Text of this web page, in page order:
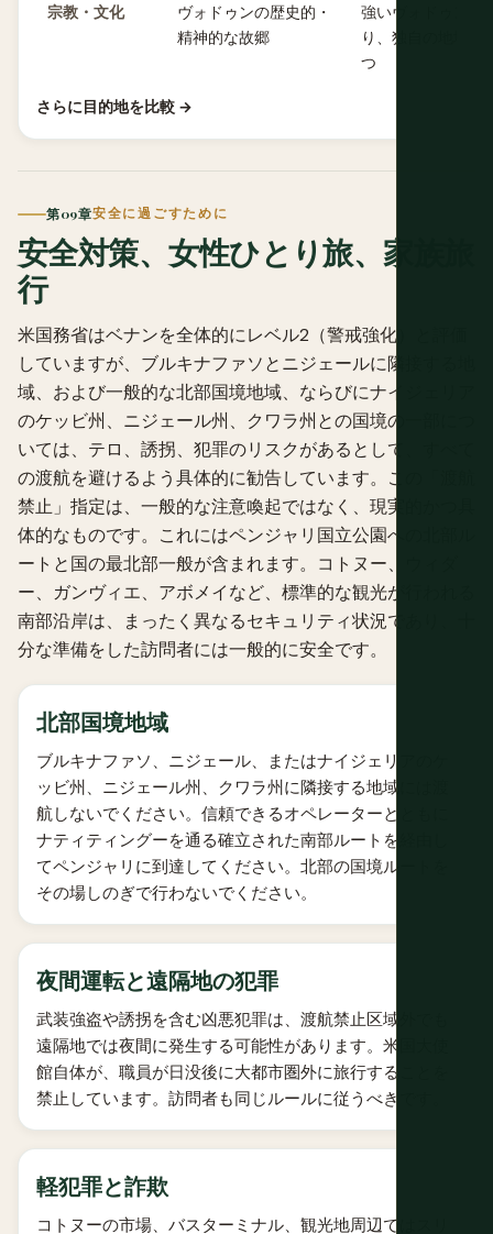
宗教・文化
ヴォドゥンの歴史的・
精神的な故郷
強いヴォドゥンの
り、独自の地域的
つ
さらに目的地を比較 →
第09章安全に過ごすために
安全対策、女性ひとり旅、家族旅
行
米国務省はベナンを全体的にレベル2（警戒強化）と評価
していますが、ブルキナファソとニジェールに隣接する地
域、および一般的な北部国境地域、ならびにナイジェリア
のケッビ州、ニジェール州、クワラ州との国境の一部につ
いては、テロ、誘拐、犯罪のリスクがあるとして、すべて
の渡航を避けるよう具体的に勧告しています。この「渡航
禁止」指定は、一般的な注意喚起ではなく、現実的かつ具
体的なものです。これにはペンジャリ国立公園への北部ル
ートと国の最北部一般が含まれます。コトヌー、ウィダ
ー、ガンヴィエ、アボメイなど、標準的な観光が行われる
南部沿岸は、まったく異なるセキュリティ状況であり、十
分な準備をした訪問者には一般的に安全です。
北部国境地域
ブルキナファソ、ニジェール、またはナイジェリアのケ
ッビ州、ニジェール州、クワラ州に隣接する地域には渡
航しないでください。信頼できるオペレーターとともに
ナティティングーを通る確立された南部ルートを経由し
てペンジャリに到達してください。北部の国境ルートを
その場しのぎで行わないでください。
夜間運転と遠隔地の犯罪
武装強盗や誘拐を含む凶悪犯罪は、渡航禁止区域外でも
遠隔地では夜間に発生する可能性があります。米国大使
館自体が、職員が日没後に大都市圏外に旅行することを
禁止しています。訪問者も同じルールに従うべきです。
軽犯罪と詐欺
コトヌーの市場、バスターミナル、観光地周辺ではスリ